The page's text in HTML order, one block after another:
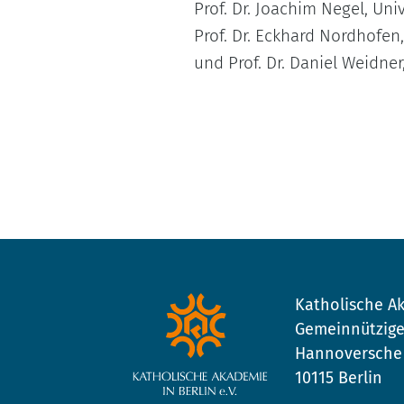
Prof. Dr. Joachim Negel,
Prof. Dr. Eckhard
und Prof. Dr. Daniel
Katholische
10115 Berlin